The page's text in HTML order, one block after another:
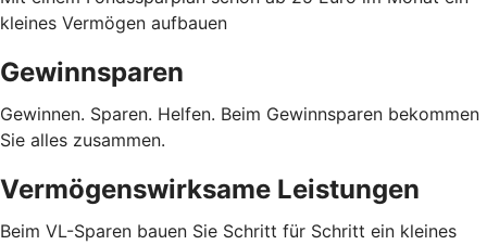
kleines Vermögen aufbauen
Gewinnsparen
Gewinnen. Sparen. Helfen. Beim Gewinnsparen bekommen
Sie alles zusammen.
Vermögenswirksame Leistungen
Beim VL-Sparen bauen Sie Schritt für Schritt ein kleines